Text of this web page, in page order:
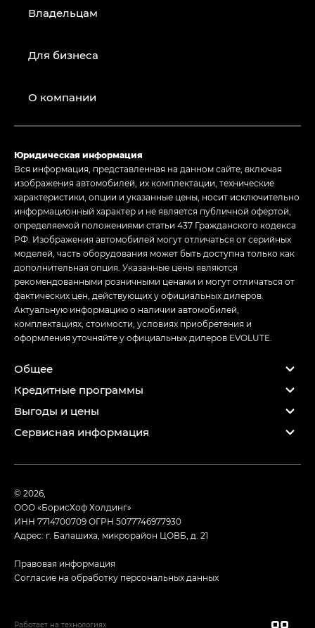
Владельцам
Для бизнеса
О компании
Юридическая информация
Вся информация, представленная на данном сайте, включая
изображения автомобилей, их комплектации, технические
характеристики, опции и указанные цены, носит исключительно
информационный характер и не является публичной офертой,
определяемой положениями статьи 437 Гражданского кодекса
РФ. Изображения автомобилей могут отличаться от серийных
моделей, часть оборудования может быть доступна только как
дополнительная опция. Указанные цены являются
рекомендованными розничными ценами и могут отличаться от
фактических цен, действующих у официальных дилеров.
Актуальную информацию о наличии автомобилей,
комплектациях, стоимости, условиях приобретения и
оформления уточняйте у официальных дилеров EVOLUTE.
Общее
Кредитные программы
Выгоды и цены
Сервисная информация
© 2026,
ООО «БорисХоф Холдинг»
ИНН 7714700709ОГРН 5077746977930
Адрес: г. Балашиха, микрорайон ЦОВБ, д. 21
Правовая информация
Согласие на обработку персональных данных
Работает на технологиях